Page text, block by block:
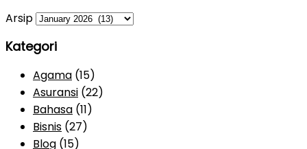
Arsip
Kategori
Agama (15)
Asuransi (22)
Bahasa (11)
Bisnis (27)
Blog (15)